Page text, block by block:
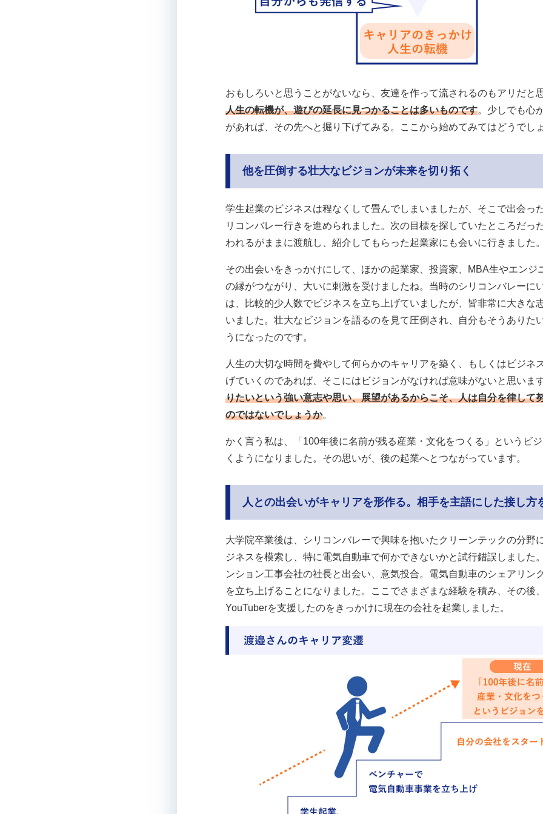
おもしろいと思うことがないなら、友達を作って流されるのもアリだと
人生の転機が、遊びの延長に見つかることは多いものです。少しでも心
があれば、その先へと掘り下げてみる。ここから始めてみてはどうでし
他を圧倒する壮大なビジョンが未来を切り拓く
学生起業のビジネスは程なくして畳んでしまいましたが、そこで出会っ
リコンバレー行きを進められました。次の目標を探していたところだっ
われるがままに渡航し、紹介してもらった起業家にも会いに行きました
その出会いをきっかけにして、ほかの起業家、投資家、MBA生やエンジ
の縁がつながり、大いに刺激を受けましたね。当時のシリコンバレーに
は、比較的少人数でビジネスを立ち上げていましたが、皆非常に大きな
いました。壮大なビジョンを語るのを見て圧倒され、自分もそうありた
うになったのです。
人生の大切な時間を費やして何らかのキャリアを築く、もしくはビジネ
げていくのであれば、そこにはビジョンがなければ意味がないと思いま
りたいという強い意志や思い、展望があるからこそ、人は自分を律して
のではないでしょうか。
かく言う私は、「100年後に名前が残る産業・文化をつくる」というビ
くようになりました。その思いが、後の起業へとつながっています。
人との出会いがキャリアを形作る。相手を主語にした接し方
大学院卒業後は、シリコンバレーで興味を抱いたクリーンテックの分野
ジネスを模索し、特に電気自動車で何かできないかと試行錯誤しました
ンション工事会社の社長と出会い、意気投合。電気自動車のシェアリン
を立ち上げることになりました。ここでさまざまな経験を積み、その後
YouTuberを支援したのをきっかけに現在の会社を起業しました。